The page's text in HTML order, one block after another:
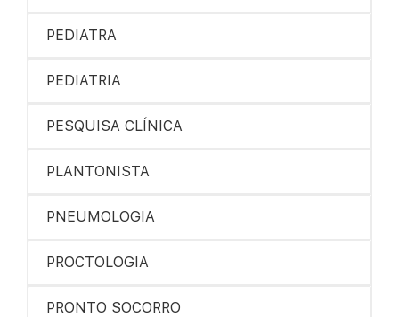
PEDIATRA
PEDIATRIA
PESQUISA CLÍNICA
PLANTONISTA
PNEUMOLOGIA
PROCTOLOGIA
PRONTO SOCORRO